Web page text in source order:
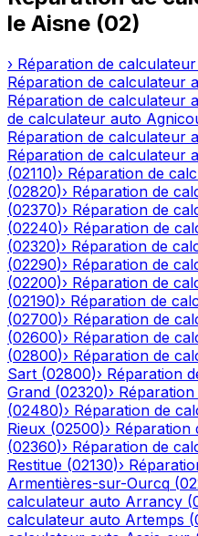
le Aisne (02)
› Réparation de
Réparation de calculateur
Réparation de calculateur
de calculateur auto
Réparation de calculateur
Réparation de calculateur
(02110)› Réparation de
(02820)› Réparation de
(02370)› Réparation de
(02240)› Réparation de
(02320)› Réparation de
(02290)› Réparation de
(02200)› Réparation de
(02190)› Réparation de
(02700)› Réparation de
(02600)› Réparation de
(02800)› Réparation de
Sart (02800)› Réparation
Grand (02320)›
(02480)› Réparation de
Rieux (02500)› Réparation
(02360)› Réparation de
Restitue (02130)›
Armentières-sur-Ourcq (
calculateur auto Arrancy (
calculateur auto Artemps (